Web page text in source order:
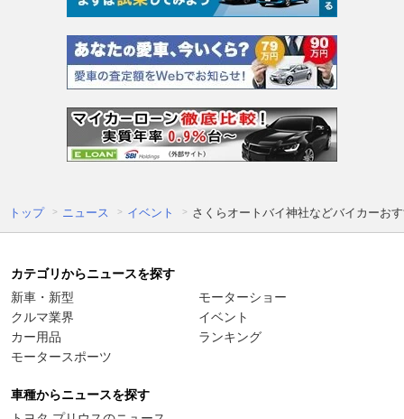
トップ ニュース イベント さくらオートバイ神社などバイカーお
カテゴリからニュースを探す
新車・新型
クルマ業界
カー用品
モータースポーツ
モーターショー
イベント
ランキング
車種からニュースを探す